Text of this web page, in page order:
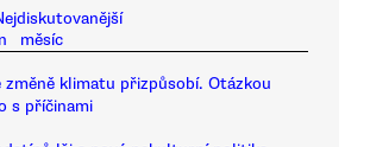
měsíc
změně klimatu přizpůsobí. Otázkou
s příčinami